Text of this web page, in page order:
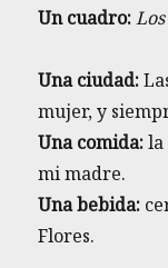
Un cuadro:
Una ciudad:
mujer, y
Una comida:la
mi madre.
Una bebida:
Flores.